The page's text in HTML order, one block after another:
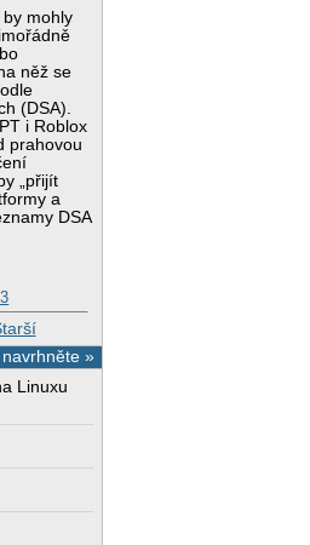
by mohly
něž se
(DSA).
i Roblox
prahovou
„přijít
a
DSA
navrhněte »
Linuxu